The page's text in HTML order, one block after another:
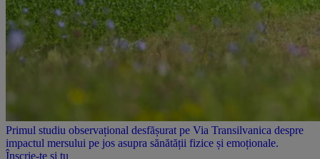
Primul studiu observațional desfășurat pe Via Transilvanica despre
impactul mersului pe jos asupra sănătății fizice și emoționale.
Înscrie-te și tu